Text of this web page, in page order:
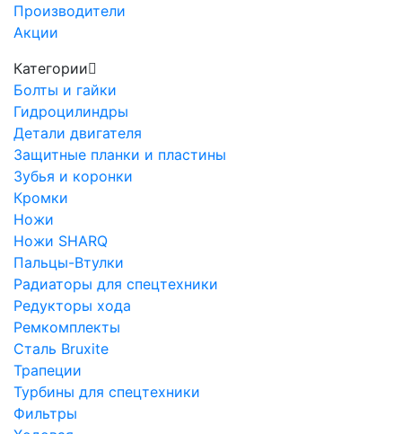
Производители
Акции
Категории
Болты и гайки
Гидроцилиндры
Детали двигателя
Защитные планки и пластины
Зубья и коронки
Кромки
Ножи
Ножи SHARQ
Пальцы-Втулки
Радиаторы для спецтехники
Редукторы хода
Ремкомплекты
Сталь Bruxite
Трапеции
Турбины для спецтехники
Фильтры